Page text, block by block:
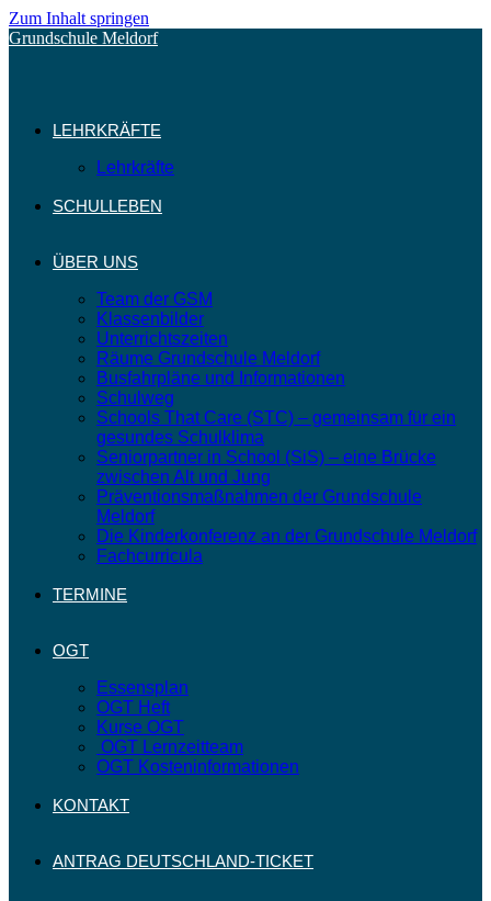
Zum Inhalt springen
Grundschule Meldorf
LEHRKRÄFTE
Lehrkräfte
SCHULLEBEN
ÜBER UNS
Team der GSM
Klassenbilder
Unterrichtszeiten
Räume Grundschule Meldorf
Busfahrpläne und Informationen
Schulweg
Schools That Care (STC) – gemeinsam für ein
gesundes Schulklima
Seniorpartner in School (SiS) – eine Brücke
zwischen Alt und Jung
Präventionsmaßnahmen der Grundschule
Meldorf
Die Kinderkonferenz an der Grundschule Meldorf
Fachcurricula
TERMINE
OGT
Essensplan
OGT Heft
Kurse OGT
OGT Lernzeitteam
OGT Kosteninformationen
KONTAKT
ANTRAG DEUTSCHLAND-TICKET